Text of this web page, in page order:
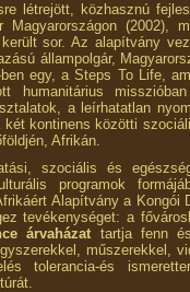
létrejött, közhasznú
Magyarországon (2002),
sor. Az alapítvány
állampolgár,
egy, a Steps To Life,
humanitárius
a leírhatatlan
kontinens közötti
Afrikán.
szociális és
programok
Alapítvány a Kongói
tevékenységet: a
árvaházat tartja fenn
műszerekkel,
tolerancia-és